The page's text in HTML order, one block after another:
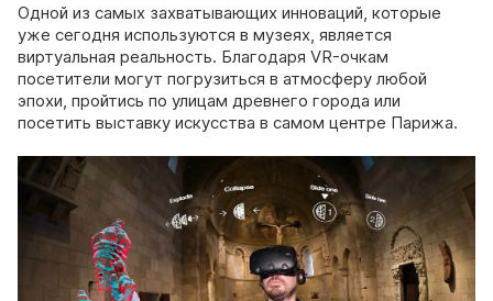
Одной из самых захватывающих инноваций, которые
уже сегодня используются в музеях, является
виртуальная реальность. Благодаря VR-очкам
посетители могут погрузиться в атмосферу любой
эпохи, пройтись по улицам древнего города или
посетить выставку искусства в самом центре Парижа.